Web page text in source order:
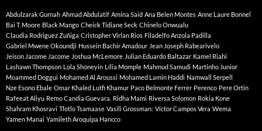
Abdulzarak Gurnah Ahmad Abdulatif Amina Said Ana Belen Montes Anne Laure Bonnel
Bai T. Moore Black Mango Cheick Tidiane Seck Chinelo Onwualu
Claudia Rodriguez Zuñiga Cristopher Virlan Rios Filadelfo Anzola Padilla
Gabriel Mwene Okoundji Hussein Bachir Amadour Jean Joseph Rabearivelo
Jeison Jacome Jacome Joshua McLemore Julian Eduardo Baltazar Kamel Riahi
Lashawn Thompson Lola Shoneyin Lília Momple Mahmud Samudi Martinho Junior
Moammed Doggui Mohamed Al Aroussi Mohamed Lamin Haddi Namwall Serpell
Nze Esono Ebale Omar Khaled Lutfi Khamur Paco Belmonte Ferrer Perenco Pere Ortin
Rafeeat Aliyu Remo Candia Guevara. Ridha Mami Riversa Solomon Rokia Kone
Shahram Khosravi Tlotlo Tsamaase Vasili Grossman: Víctor Campos Vera Wema
Yamen Manai Yamileth Aroquipa Hancco